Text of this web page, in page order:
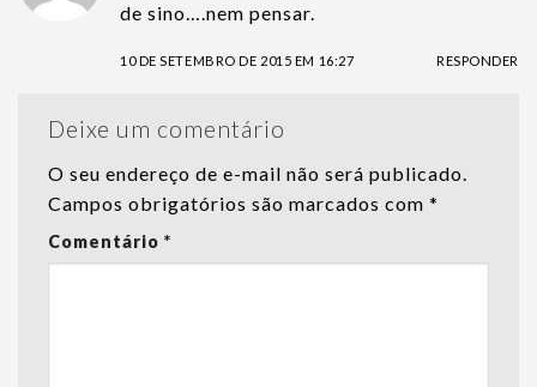
de sino….nem pensar.
10 DE SETEMBRO DE 2015 EM 16:27 RESPONDER
Deixe um comentário
O seu endereço de e-mail não será publicado.
Campos obrigatórios são marcados com *
Comentário *